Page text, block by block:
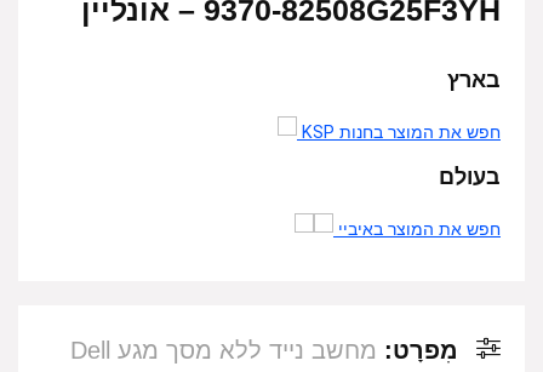
9370-82508G25F3YH – אונליין
בארץ
חפש את המוצר בחנות KSP
בעולם
חפש את המוצר באיביי
מִפרָט:
מחשב נייד ללא מסך מגע Dell